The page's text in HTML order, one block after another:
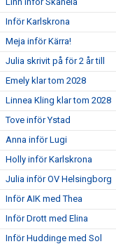
Inför Karlskrona
Meja inför Kärra!
Julia skrivit på för 2 år till
Emely klar tom 2028
Linnea Kling klar tom 2028
Tove inför Ystad
Anna inför Lugi
Holly inför Karlskrona
Julia inför OV Helsingborg
Inför AIK med Thea
Inför Drott med Elina
Inför Huddinge med Sol